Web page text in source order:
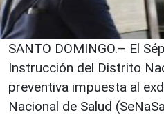
SANTO DOMINGO.– El
Instrucción del Distrito
preventiva impuesta al
Nacional de Salud